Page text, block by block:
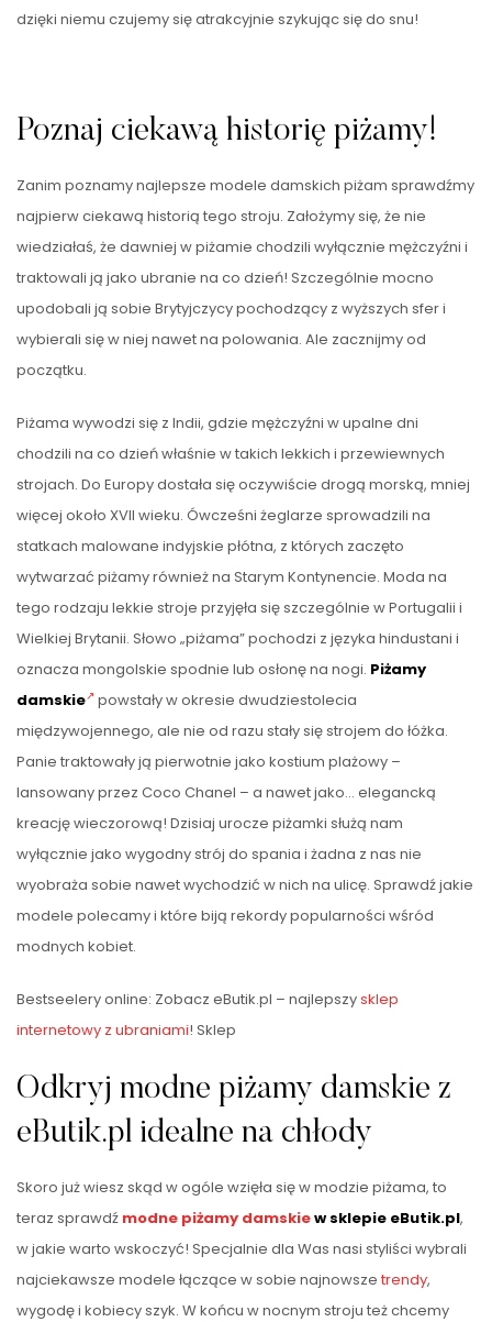
dzięki niemu czujemy się atrakcyjnie szykując się do snu!
Poznaj ciekawą historię piżamy!
Zanim poznamy najlepsze modele damskich piżam sprawdźmy
najpierw ciekawą historią tego stroju. Założymy się, że nie
wiedziałaś, że dawniej w piżamie chodzili wyłącznie mężczyźni i
traktowali ją jako ubranie na co dzień! Szczególnie mocno
upodobali ją sobie Brytyjczycy pochodzący z wyższych sfer i
wybierali się w niej nawet na polowania. Ale zacznijmy od
początku.
Piżama wywodzi się z Indii, gdzie mężczyźni w upalne dni
chodzili na co dzień właśnie w takich lekkich i przewiewnych
strojach. Do Europy dostała się oczywiście drogą morską, mniej
więcej około XVII wieku. Ówcześni żeglarze sprowadzili na
statkach malowane indyjskie płótna, z których zaczęto
wytwarzać piżamy również na Starym Kontynencie. Moda na
tego rodzaju lekkie stroje przyjęła się szczególnie w Portugalii i
Wielkiej Brytanii. Słowo „piżama” pochodzi z języka hindustani i
oznacza mongolskie spodnie lub osłonę na nogi. Piżamy
damskie powstały w okresie dwudziestolecia
międzywojennego, ale nie od razu stały się strojem do łóżka.
Panie traktowały ją pierwotnie jako kostium plażowy –
lansowany przez Coco Chanel – a nawet jako… elegancką
kreację wieczorową! Dzisiaj urocze piżamki służą nam
wyłącznie jako wygodny strój do spania i żadna z nas nie
wyobraża sobie nawet wychodzić w nich na ulicę. Sprawdź jakie
modele polecamy i które biją rekordy popularności wśród
modnych kobiet.
Bestseelery online: Zobacz eButik.pl – najlepszysklep
internetowy z ubraniami! Sklep
Odkryj modne piżamy damskie z
eButik.pl idealne na chłody
Skoro już wiesz skąd w ogóle wzięła się w modzie piżama, to
teraz sprawdź modne piżamy damskiew sklepie eButik.pl,
w jakie warto wskoczyć! Specjalnie dla Was nasi styliści wybrali
najciekawsze modele łączące w sobie najnowsze trendy,
wygodę i kobiecy szyk. W końcu w nocnym stroju też chcemy